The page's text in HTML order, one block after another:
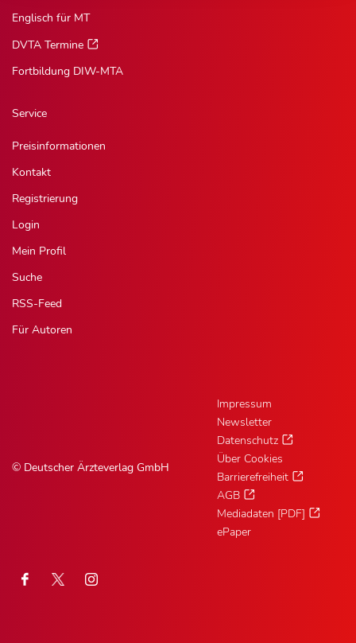
Englisch für MT
DVTA Termine
Fortbildung DIW-MTA
Service
Preisinformationen
Kontakt
Registrierung
Login
Mein Profil
Suche
RSS-Feed
Für Autoren
© Deutscher Ärzteverlag GmbH
Impressum
Newsletter
Datenschutz
Über Cookies
Barrierefreiheit
AGB
Mediadaten [PDF]
ePaper